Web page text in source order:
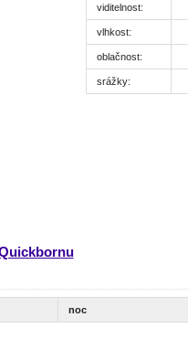
viditelnost:
vlhkost:
oblačnost:
srážky:
noc